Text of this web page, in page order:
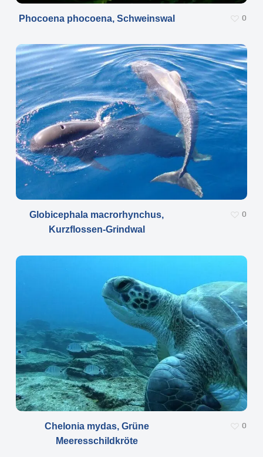
Phocoena phocoena, Schweinswal 0
Globicephala macrorhynchus,
Kurzflossen-Grindwal
0
Chelonia mydas, Grüne
Meeresschildkröte
0